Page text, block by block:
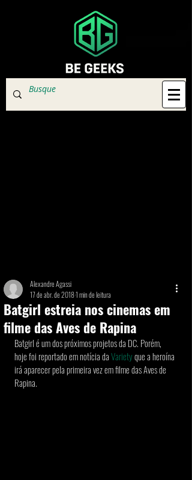
Batgirl estreia nos cinemas em
filme das Aves de Rapina
Alexandre Agassi
17 de abr. de 20181 min de leitura
Batgirl é um dos próximos projetos da DC. Porém,
hoje foi reportado em notícia da Variety que a heroína
irá aparecer pela primeira vez em filme das Aves de
Rapina.